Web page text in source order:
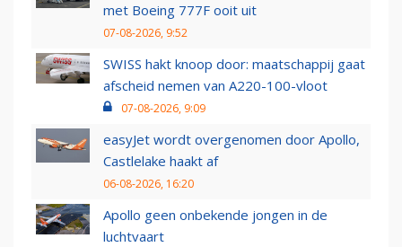
met Boeing 777F ooit uit
07-08-2026, 9:52
SWISS hakt knoop door: maatschappij gaat
afscheid nemen van A220-100-vloot
07-08-2026, 9:09
easyJet wordt overgenomen door Apollo,
Castlelake haakt af
06-08-2026, 16:20
Apollo geen onbekende jongen in de
luchtvaart